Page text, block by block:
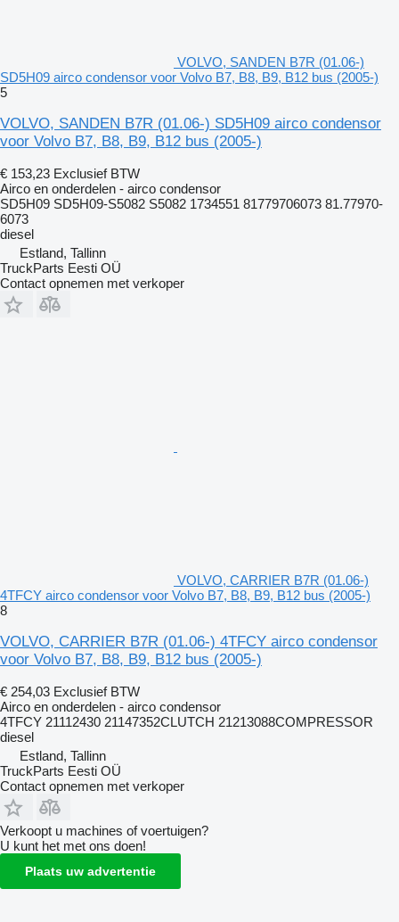
VOLVO, SANDEN B7R (01.06-)
SD5H09 airco condensor voor Volvo B7, B8, B9, B12 bus (2005-)
5
VOLVO, SANDEN B7R (01.06-) SD5H09 airco condensor
voor Volvo B7, B8, B9, B12 bus (2005-)
€ 153,23 Exclusief BTW
Airco en onderdelen - airco condensor
SD5H09 SD5H09-S5082 S5082 1734551 81779706073 81.77970-
6073
diesel
Estland, Tallinn
TruckParts Eesti OÜ
Contact opnemen met verkoper
VOLVO, CARRIER B7R (01.06-)
4TFCY airco condensor voor Volvo B7, B8, B9, B12 bus (2005-)
8
VOLVO, CARRIER B7R (01.06-) 4TFCY airco condensor
voor Volvo B7, B8, B9, B12 bus (2005-)
€ 254,03 Exclusief BTW
Airco en onderdelen - airco condensor
4TFCY 21112430 21147352CLUTCH 21213088COMPRESSOR
diesel
Estland, Tallinn
TruckParts Eesti OÜ
Contact opnemen met verkoper
Verkoopt u machines of voertuigen?
U kunt het met ons doen!
Plaats uw advertentie